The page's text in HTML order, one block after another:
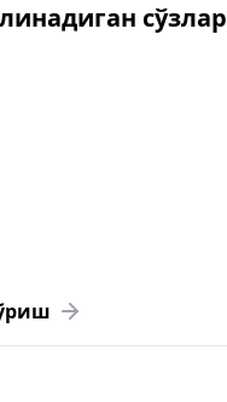
сўзлар